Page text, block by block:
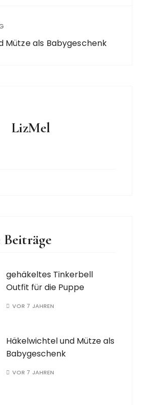
Mütze als Babygeschenk
LizMel
gehäkeltes Tinkerbell
Outfit für die Puppe
VOR 7 JAHREN
Häkelwichtel und Mütze als
Babygeschenk
VOR 7 JAHREN